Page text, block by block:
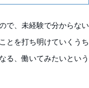
で、未経験で分からない
とを打ち明けていくうち
る、働いてみたいという